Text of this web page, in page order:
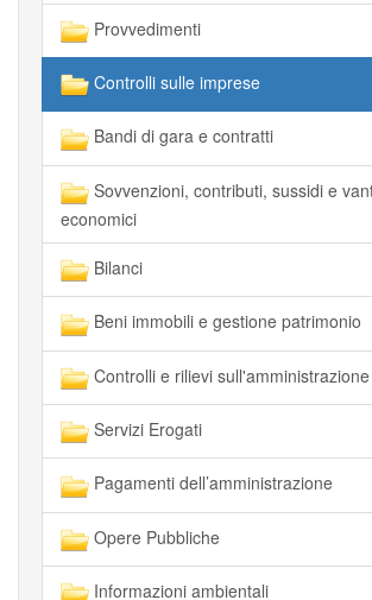
Provvedimenti
Controlli sulle imprese
Bandi di gara e contratti
Sovvenzioni, contributi, sussidi e
economici
Bilanci
Beni immobili e gestione patrimonio
Controlli e rilievi sull'amministrazione
Servizi Erogati
Pagamenti dell’amministrazione
Opere Pubbliche
Informazioni ambientali